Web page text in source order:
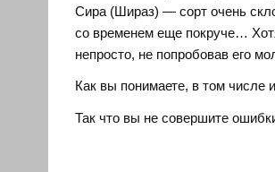
Сира (Шираз) — сорт очень
со временем еще покруче…
непросто, не попробовав его
Как вы понимаете, в том
Так что вы не совершите